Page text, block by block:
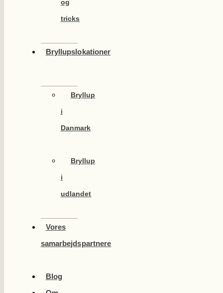
og
tricks
Bryllupslokationer
Bryllup
i
Danmark
Bryllup
i
udlandet
Vores
samarbejdspartnere
Blog